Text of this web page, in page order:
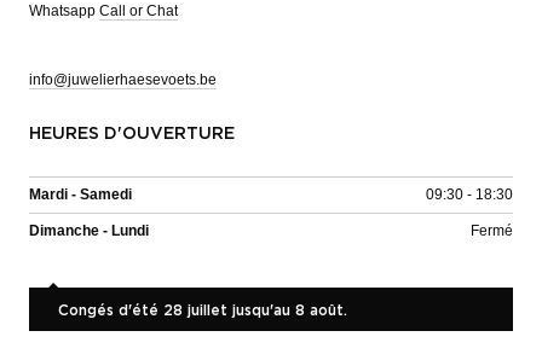
Whatsapp Call or Chat
info@juwelierhaesevoets.be
HEURES D'OUVERTURE
Mardi - Samedi 09:30 - 18:30
Dimanche - Lundi Fermé
Congés d'été 28 juillet jusqu'au 8 août.